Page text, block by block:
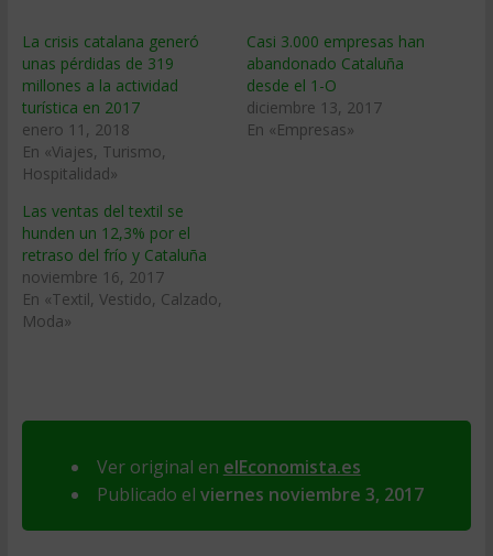
La crisis catalana generó
unas pérdidas de 319
millones a la actividad
turística en 2017
enero 11, 2018
En «Viajes, Turismo,
Hospitalidad»
Casi 3.000 empresas han
abandonado Cataluña
desde el 1-O
diciembre 13, 2017
En «Empresas»
Las ventas del textil se
hunden un 12,3% por el
retraso del frío y Cataluña
noviembre 16, 2017
En «Textil, Vestido, Calzado,
Moda»
Ver original en elEconomista.es
Publicado el viernes noviembre 3, 2017